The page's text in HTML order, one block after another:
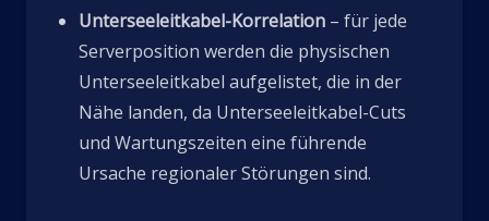
Unterseeleitkabel-Korrelation – für jede
Serverposition werden die physischen
Unterseeleitkabel aufgelistet, die in der
Nähe landen, da Unterseeleitkabel-Cuts
und Wartungszeiten eine führende
Ursache regionaler Störungen sind.